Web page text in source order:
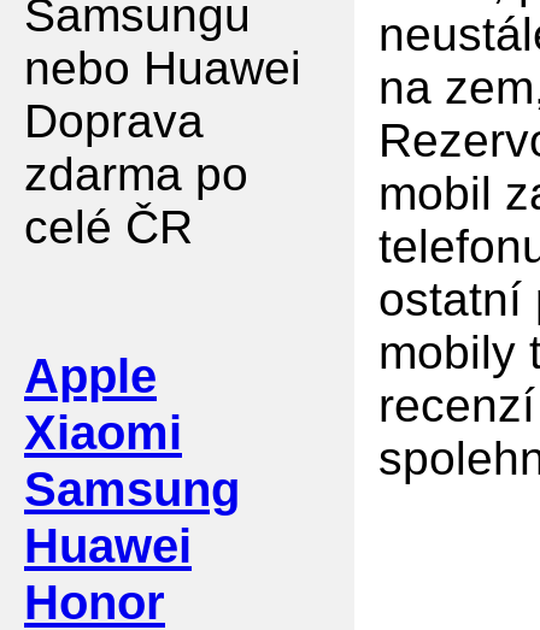
Samsungu
nebo Huawei
Doprava
zdarma po
celé ČR
Apple
Xiaomi
Samsung
Huawei
Honor
na
mobil
ostatní
mobily